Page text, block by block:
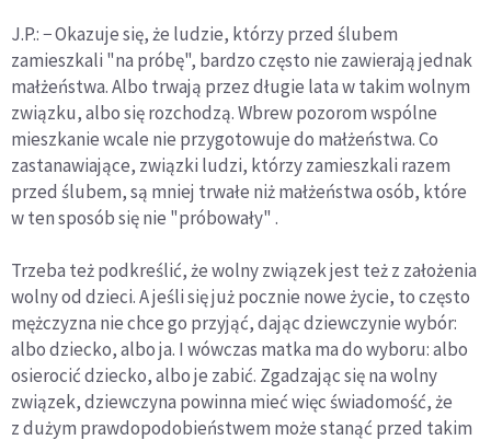
J.P.: − Okazuje się, że ludzie, którzy przed ślubem
zamieszkali "na próbę", bardzo często nie zawierają jednak
małżeństwa. Albo trwają przez długie lata w takim wolnym
związku, albo się rozchodzą. Wbrew pozorom wspólne
mieszkanie wcale nie przygotowuje do małżeństwa. Co
zastanawiające, związki ludzi, którzy zamieszkali razem
przed ślubem, są mniej trwałe niż małżeństwa osób, które
w ten sposób się nie "próbowały" .
Trzeba też podkreślić, że wolny związek jest też z założenia
wolny od dzieci. A jeśli się już pocznie nowe życie, to często
mężczyzna nie chce go przyjąć, dając dziewczynie wybór:
albo dziecko, albo ja. I wówczas matka ma do wyboru: albo
osierocić dziecko, albo je zabić. Zgadzając się na wolny
związek, dziewczyna powinna mieć więc świadomość, że
z dużym prawdopodobieństwem może stanąć przed takim